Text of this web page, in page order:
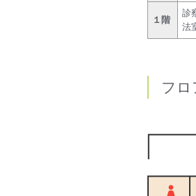
１階
診
法
フロ